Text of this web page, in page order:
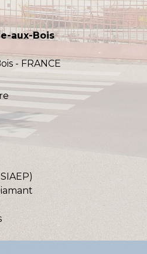
aux-Bois
- FRANCE